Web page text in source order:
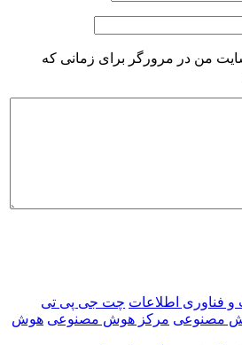
من در مرورگر برای زمانی که
و فناوری اطلاعات چت جی پی تی
مصنوعی مرکز هوش مصنوعی هوش